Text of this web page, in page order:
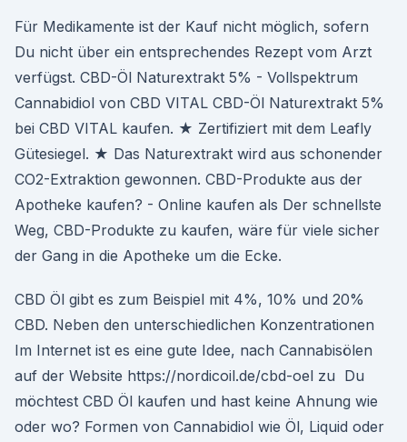
Für Medikamente ist der Kauf nicht möglich, sofern
Du nicht über ein entsprechendes Rezept vom Arzt
verfügst. CBD-Öl Naturextrakt 5% - Vollspektrum
Cannabidiol von CBD VITAL CBD-Öl Naturextrakt 5%
bei CBD VITAL kaufen. ★ Zertifiziert mit dem Leafly
Gütesiegel. ★ Das Naturextrakt wird aus schonender
CO2-Extraktion gewonnen. CBD-Produkte aus der
Apotheke kaufen? - Online kaufen als Der schnellste
Weg, CBD-Produkte zu kaufen, wäre für viele sicher
der Gang in die Apotheke um die Ecke.
CBD Öl gibt es zum Beispiel mit 4%, 10% und 20%
CBD. Neben den unterschiedlichen Konzentrationen
Im Internet ist es eine gute Idee, nach Cannabisölen
auf der Website https://nordicoil.de/cbd-oel zu Du
möchtest CBD Öl kaufen und hast keine Ahnung wie
oder wo? Formen von Cannabidiol wie Öl, Liquid oder